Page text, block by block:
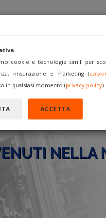
VENDI COME
NELLA
cookie e tecnologie simili per
misurazione e marketing (
in qualsiasi momento (privacy policy
ACCETTA